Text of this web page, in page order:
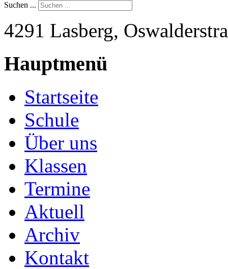
Suchen ...
4291 Lasberg,
Hauptmenü
Startseite
Schule
Über uns
Klassen
Termine
Aktuell
Archiv
Kontakt